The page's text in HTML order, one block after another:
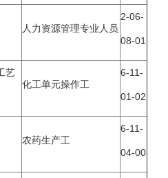
人力资源管理专业人员
2-06-
08-01
艺
化工单元操作工
6-11-
01-02
农药生产工
6-11-
04-00